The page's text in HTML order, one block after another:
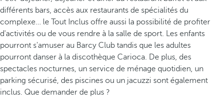
différents bars, accès aux restaurants de spécialités du
complexe… le Tout Inclus offre aussi la possibilité de profiter
d'activités ou de vous rendre à la salle de sport. Les enfants
pourront s'amuser au Barcy Club tandis que les adultes
pourront danser à la discothèque Carioca. De plus, des
spectacles nocturnes, un service de ménage quotidien, un
parking sécurisé, des piscines ou un jacuzzi sont également
inclus. Que demander de plus ?